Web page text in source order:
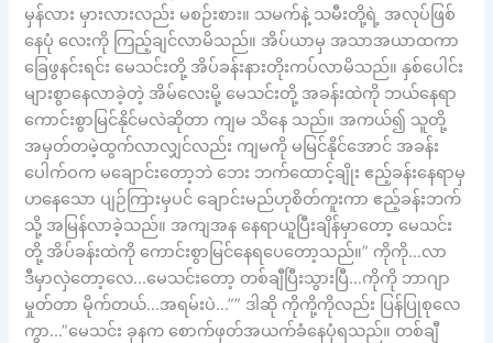
မှန်လား မှားလားလည်း မစဉ်းစား။ သမက်နဲ့ သမီးတို့ရဲ့ အလုပ်ဖြစ်
နေပုံ လေးကို ကြည့်ချင်လာမိသည်။ အိပ်ယာမှ အသာအယာထကာ
ခြေဖွနင်းရင်း မေသင်းတို့ အိပ်ခန်းနားတိုးကပ်လာမိသည်။ နှစ်ပေါင်း
များစွာနေလာခဲ့တဲ့ အိမ်လေးမို့ မေသင်းတို့ အခန်းထဲကို ဘယ်နေရာ
ကောင်းစွာမြင်နိုင်မလဲဆိုတာ ကျမ သိနေ သည်။ အကယ်၍ သူတို့
အမှတ်တမဲ့ထွက်လာလျှင်လည်း ကျမကို မမြင်နိုင်အောင် အခန်း
ပေါက်ဝက မချောင်းတော့ဘဲ ဘေး ဘက်ထောင့်ချိုး ဧည့်ခန်းနေရာမှ
ဟနေသော ပျဉ်ကြားမှပင် ချောင်းမည်ဟုစိတ်ကူးကာ ဧည့်ခန်းဘက်
သို့ အမြန်လာခဲ့သည်။ အကျအန နေရာယူပြီးချိန်မှာတော့ မေသင်း
တို့ အိပ်ခန်းထဲကို ကောင်းစွာမြင်နေရပေတော့သည်။” ကိုကို…လာ
ဒီမှာလှဲတော့လေ…မေသင်းတော့ တစ်ချီပြီးသွားပြီ…ကိုကို ဘာဂျာ
မှုတ်တာ မိုက်တယ်…အရမ်းပဲ…”” ဒါဆို ကိုကို့ကိုလည်း ပြန်ပြုစုလေ
ကွာ…”မေသင်း ခုနက စောက်ဖုတ်အယက်ခံနေပုံရသည်။ တစ်ချီ